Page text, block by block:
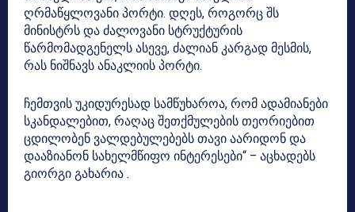
ღრმაწყლოვანი პორტი. დღეს, როგორც შს
მინისტრს და ძალოვანი სტრუქტურის
წარმომადგენელს ასევე, ძალიან კარგად მესმის,
რას ნიშნავს ანაკლიის პორტი.
ჩემთვის უკიდურესად სამწუხაროა, რომ ადამიანები
სკანდალებით, რაღაც შეთქმულების თეორიებით
ცდილობენ ვალდებულებებს თავი აარიდონ და
დააზიანონ სახელმწიფო ინტერესები“ – აცხადებს
გიორგი გახარია .